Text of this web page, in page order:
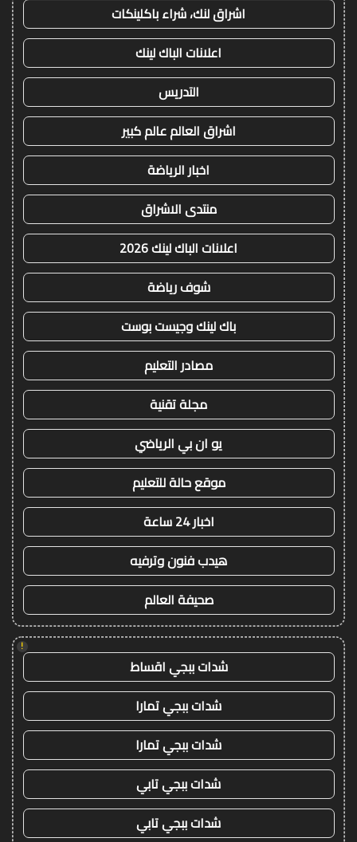
اشراق لنك، شراء باكلينكات
اعلانات الباك لينك
التدريس
اشراق العالم عالم كبير
اخبار الرياضة
منتدى الاشراق
اعلانات الباك لينك 2026
شوف رياضة
باك لينك وجيست بوست
مصادر التعليم
مجلة تقنية
يو ان بي الرياضي
موقع حالة للتعليم
اخبار 24 ساعة
هيدب فنون وترفيه
صحيفة العالم
!
شدات ببجي اقساط
شدات ببجي تمارا
شدات ببجي تمارا
شدات ببجي تابي
شدات ببجي تابي